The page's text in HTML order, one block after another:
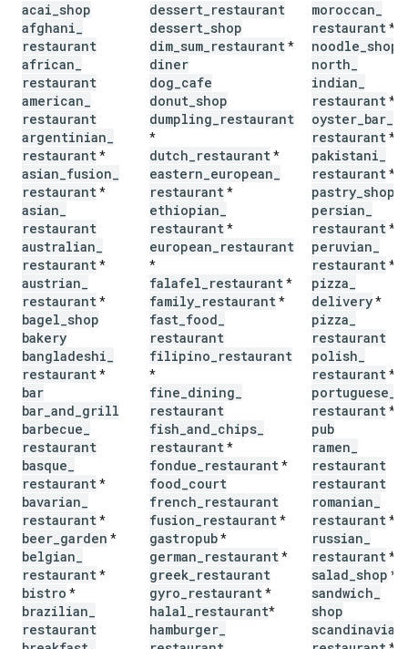
acai shop
afghani
restaurant
african
restaurant
american
restaurant
argentinian
restaurant*
asian fusion
restaurant*
asian
restaurant
australian
restaurant*
austrian
restaurant*
bagel shop
bakery
bangladeshi
restaurant*
bar
bar and grill
barbecue
restaurant
basque
restaurant*
bavarian
restaurant*
beer garden *
belgian
restaurant*
bistro *
brazilian
restaurant
dessert restaurant
dessert shop
dim sum restaurant*
diner
dog cafe
donut shop
dumpling restaurant
*
dutch restaurant*
eastern european
restaurant*
ethiopian
restaurant*
european restaurant
*
falafel restaurant*
family restaurant*
fast food
restaurant
filipino restaurant
*
fine dining
restaurant
fish and chips
restaurant*
fondue restaurant*
food court
french restaurant
fusion restaurant*
gastropub*
german restaurant*
greek restaurant
gyro restaurant*
halal restaurant*
hamburger
moroccan
restaurant*
noodle shop
north
indian
restaurant*
oyster bar
restaurant*
pakistani
restaurant*
pastry shop
persian
restaurant*
peruvian
restaurant*
pizza
delivery*
pizza
restaurant
polish
restaurant*
portuguese
restaurant*
pub
ramen
restaurant
restaurant
romanian
restaurant*
russian
restaurant*
salad shop *
sandwich
shop
scandinavian